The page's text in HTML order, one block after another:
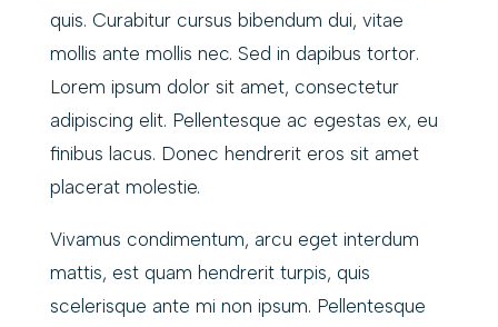
quis. Curabitur cursus bibendum dui, vitae
mollis ante mollis nec. Sed in dapibus tortor.
Lorem ipsum dolor sit amet, consectetur
adipiscing elit. Pellentesque ac egestas ex, eu
finibus lacus. Donec hendrerit eros sit amet
placerat molestie.
Vivamus condimentum, arcu eget interdum
mattis, est quam hendrerit turpis, quis
scelerisque ante mi non ipsum. Pellentesque